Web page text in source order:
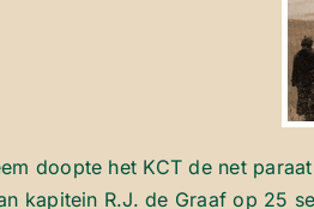
doopte het KCT de net
kapitein R.J. de Graaf op 25